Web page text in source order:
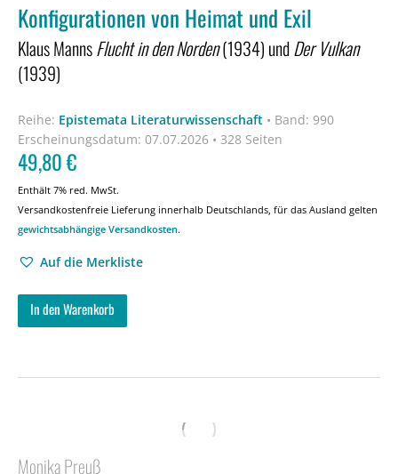
Konfigurationen von Heimat und Exil
Klaus MannsFlucht in den Norden(1934) undDer Vulkan
(1939)
Reihe: Epistemata Literaturwissenschaft • Band: 990
Erscheinungsdatum: 07.07.2026 • 328 Seiten
49,80€
Enthält 7% red. MwSt.
Versandkostenfreie Lieferung innerhalb Deutschlands, für das Ausland gelten
gewichtsabhängige Versandkosten.
Auf die Merkliste
In den Warenkorb
Monika Preuß